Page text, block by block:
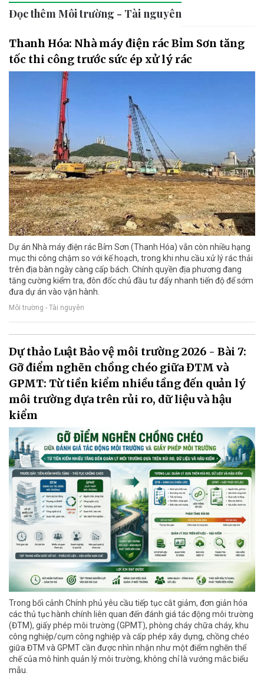
Đọc thêm Môi trường - Tài nguyên
Thanh Hóa: Nhà máy điện rác Bỉm Sơn tăng
tốc thi công trước sức ép xử lý rác
Dự án Nhà máy điện rác Bỉm Sơn (Thanh Hóa) vẫn còn nhiều hạng
mục thi công chậm so với kế hoạch, trong khi nhu cầu xử lý rác thải
trên địa bàn ngày càng cấp bách. Chính quyền địa phương đang
tăng cường kiểm tra, đôn đốc chủ đầu tư đẩy nhanh tiến độ để sớm
đưa dự án vào vận hành.
Môi trường - Tài nguyên
Dự thảo Luật Bảo vệ môi trường 2026 - Bài 7:
Gỡ điểm nghẽn chồng chéo giữa ĐTM và
GPMT: Từ tiền kiểm nhiều tầng đến quản lý
môi trường dựa trên rủi ro, dữ liệu và hậu
kiểm
Trong bối cảnh Chính phủ yêu cầu tiếp tục cắt giảm, đơn giản hóa
các thủ tục hành chính liên quan đến đánh giá tác động môi trường
(ĐTM), giấy phép môi trường (GPMT), phòng cháy chữa cháy, khu
công nghiệp/cụm công nghiệp và cấp phép xây dựng, chồng chéo
giữa ĐTM và GPMT cần được nhìn nhận như một điểm nghẽn thể
chế của mô hình quản lý môi trường, không chỉ là vướng mắc biểu
mẫu.